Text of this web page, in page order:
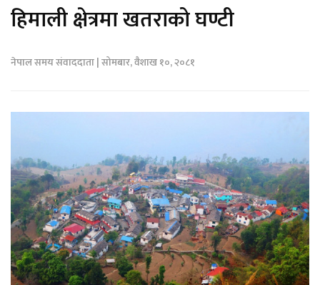
हिमाली क्षेत्रमा खतराको घण्टी
नेपाल समय संवाददाता | सोमबार, वैशाख १०, २०८१